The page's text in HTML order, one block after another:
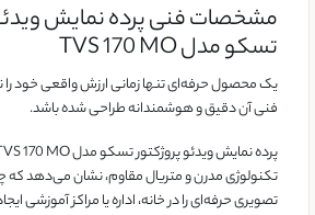
مشخصات فنی پرده نمایش ویدئو
تسکو مدل TVS 170 MO
یک محصول حرفه‌ای تنها زمانی ارزش واقعی خود
فنی آن دقیق و هوشمندانه طراحی شده باشد.
تکنولوژی مدرن و متریال مقاوم، نشان می‌دهد
تصویری حرفه‌ای را در خانه، اداره یا مراکز آموزشی